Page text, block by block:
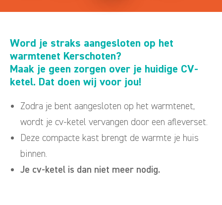
Word je straks aangesloten op het
warmtenet Kerschoten?
Maak je geen zorgen over je huidige CV-
ketel. Dat doen wij voor jou!
Zodra je bent aangesloten op het warmtenet,
wordt je cv-ketel vervangen door een afleverset.
Deze compacte kast brengt de warmte je huis
binnen.
Je cv-ketel is dan niet meer nodig.